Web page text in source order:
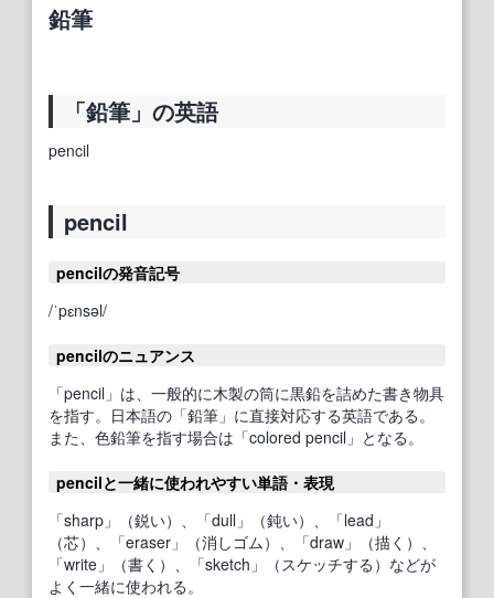
鉛筆
「鉛筆」の英語
pencil
pencil
pencilの発音記号
/ˈpɛnsəl/
pencilのニュアンス
「pencil」は、一般的に木製の筒に黒鉛を詰めた書き物具
を指す。日本語の「鉛筆」に直接対応する英語である。
また、色鉛筆を指す場合は「colored pencil」となる。
pencilと一緒に使われやすい単語・表現
「sharp」（鋭い）、「dull」（鈍い）、「lead」
（芯）、「eraser」（消しゴム）、「draw」（描く）、
「write」（書く）、「sketch」（スケッチする）などが
よく一緒に使われる。